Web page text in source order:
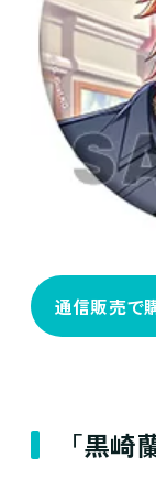
通信販売で
「黒崎